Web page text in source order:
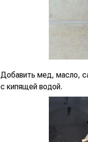
Добавить мед, масло,
с кипящей водой.